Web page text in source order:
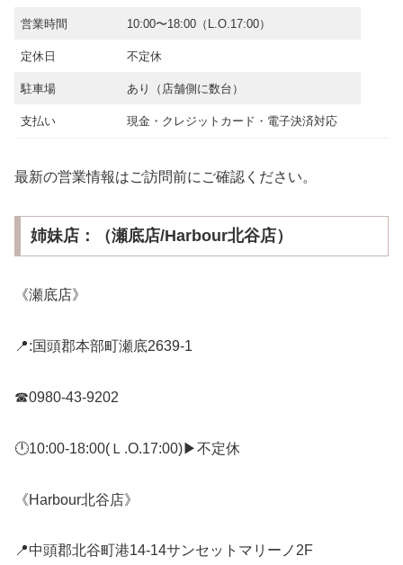
営業時間 10:00〜18:00（L.O.17:00）
定休日 不定休
駐車場 あり（店舗側に数台）
支払い 現金・クレジットカード・電子決済対応
最新の営業情報はご訪問前にご確認ください。
姉妹店：（瀬底店/Harbour北谷店）
《瀬底店》
📍:国頭郡本部町瀬底2639-1
☎0980-43-9202
🕛10:00-18:00(Ｌ.O.17:00)▶不定休
《Harbour北谷店》
📍中頭郡北谷町港14-14サンセットマリーノ2F